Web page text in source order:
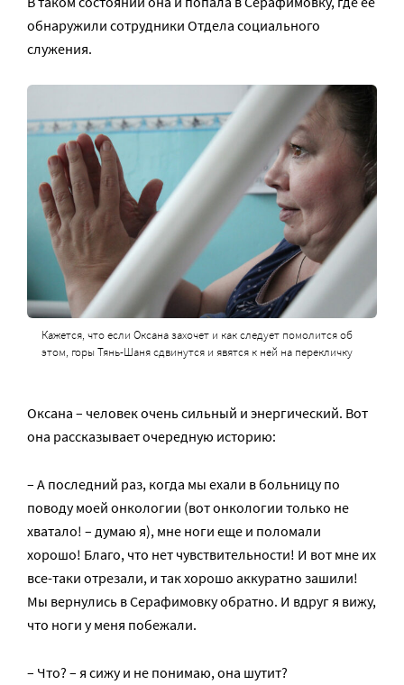
обнаружили сотрудники Отдела социального
служения.
Кажется, что если Оксана захочет и как следует помолится об
этом, горы Тянь-Шаня сдвинутся и явятся к ней на перекличку
Оксана – человек очень сильный и энергический. Вот
она рассказывает очередную историю:
– А последний раз, когда мы ехали в больницу по
поводу моей онкологии (вот онкологии только не
хватало! – думаю я), мне ноги еще и поломали
хорошо! Благо, что нет чувствительности! И вот мне их
все-таки отрезали, и так хорошо аккуратно зашили!
Мы вернулись в Серафимовку обратно. И вдруг я вижу,
что ноги у меня побежали.
– Что? – я сижу и не понимаю, она шутит?